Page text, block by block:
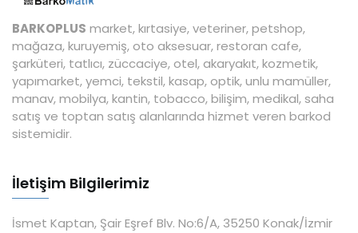
BARKOPLUS market, kırtasiye, veteriner, petshop,
mağaza, kuruyemiş, oto aksesuar, restoran cafe,
şarküteri, tatlıcı, züccaciye, otel, akaryakıt, kozmetik,
yapımarket, yemci, tekstil, kasap, optik, unlu mamüller,
manav, mobilya, kantin, tobacco, bilişim, medikal, saha
satış ve toptan satış alanlarında hizmet veren barkod
sistemidir.
İletişim Bilgilerimiz
İsmet Kaptan, Şair Eşref Blv. No:6/A, 35250 Konak/İzmir